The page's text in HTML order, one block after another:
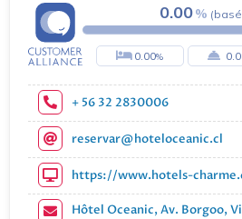
0.00 (
0.00
+ 56 32 2830006
reservar@hoteloceanic.cl
https://www.hotels-
Hôtel Oceanic, Av. Borgoo,